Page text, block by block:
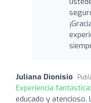
Juliana Dionisio
Experiencia fantástica:
educado y atencioso.